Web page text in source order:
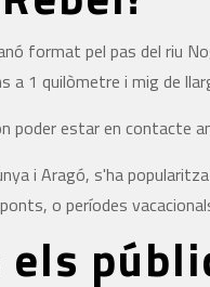
format pel pas del riu
a 1 quilòmetre i mig de
estar en contacte
i Aragó, s'ha
o períodes